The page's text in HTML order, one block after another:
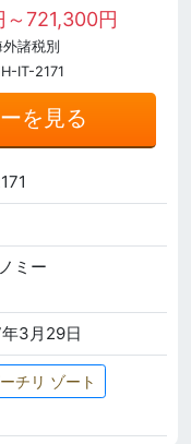
721,300円
諸税別
IT-2171
を見る
ミー
3月29日
チリ ゾート